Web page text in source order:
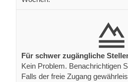
Für schwer zugängliche
Kein Problem. Benachrichtigen
Falls der freie Zugang